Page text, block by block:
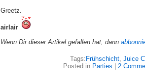
Greetz.
airlair
Wenn Dir dieser Artikel gefallen hat, dann
Tags: Frühschicht, Juice
Posted in Parties 2